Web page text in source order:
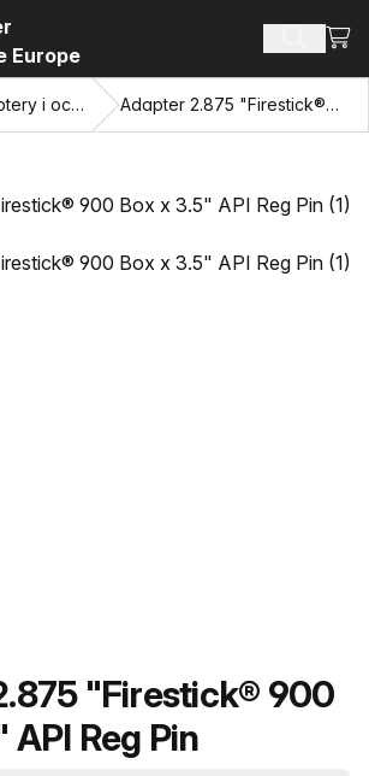
Szukaj
Adaptery i oczy przyciągające Adapter 2.875 "Firestick® 900 Box x 3.5" API Reg Pin
"Firestick® 900
API Reg Pin